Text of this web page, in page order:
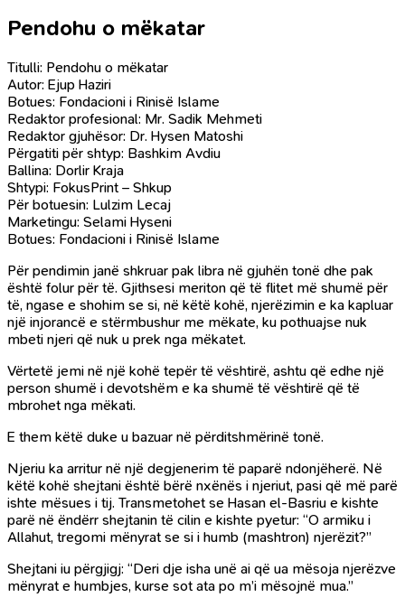
Pendohu o mëkatar
Titulli: Pendohu o mëkatar
Autor: Ejup Haziri
Botues: Fondacioni i Rinisë Islame
Redaktor profesional: Mr. Sadik Mehmeti
Redaktor gjuhësor: Dr. Hysen Matoshi
Përgatiti për shtyp: Bashkim Avdiu
Ballina: Dorlir Kraja
Shtypi: FokusPrint – Shkup
Për botuesin: Lulzim Lecaj
Marketingu: Selami Hyseni
Botues: Fondacioni i Rinisë Islame
Për pendimin janë shkruar pak libra në gjuhën tonë dhe pak
është folur për të. Gjithsesi meriton që të flitet më shumë për
të, ngase e shohim se si, në këtë kohë, njerëzimin e ka kapluar
një injorancë e stërmbushur me mëkate, ku pothuajse nuk
mbeti njeri që nuk u prek nga mëkatet.
Vërtetë jemi në një kohë tepër të vështirë, ashtu që edhe një
person shumë i devotshëm e ka shumë të vështirë që të
mbrohet nga mëkati.
E them këtë duke u bazuar në përditshmërinë tonë.
Njeriu ka arritur në një degjenerim të paparë ndonjëherë. Në
këtë kohë shejtani është bërë nxënës i njeriut, pasi që më parë
ishte mësues i tij. Transmetohet se Hasan el-Basriu e kishte
parë në ëndërr shejtanin të cilin e kishte pyetur: “O armiku i
Allahut, tregomi mënyrat se si i humb (mashtron) njerëzit?”
Shejtani iu përgjigj: “Deri dje isha unë ai që ua mësoja njerëzve
mënyrat e humbjes, kurse sot ata po m’i mësojnë mua.”